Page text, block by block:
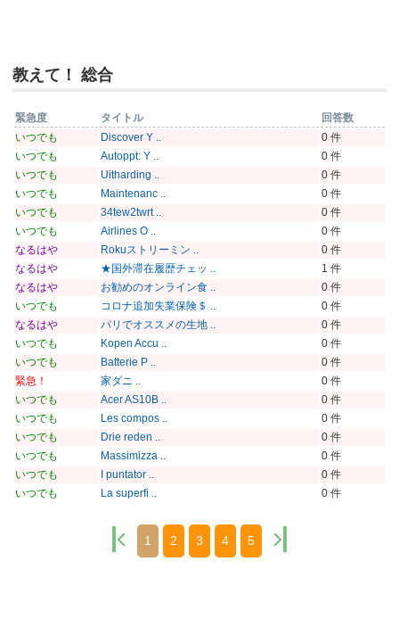
教えて！ 総合
緊急度 タイトル
回答数
いつでも
Discover Y ..
0 件
いつでも
Autoppt: Y ..
0 件
いつでも
Uitharding ..
0 件
いつでも
Maintenanc ..
0 件
いつでも
34tew2twrt ..
0 件
いつでも
Airlines O ..
0 件
なるはや
Rokuストリーミン ..
0 件
なるはや
★国外滞在履歴チェッ ..
1 件
なるはや
お勧めのオンライン食 ..
0 件
いつでも
コロナ追加失業保険＄ ..
0 件
なるはや
パリでオススメの生地 ..
0 件
いつでも
Kopen Accu ..
0 件
いつでも
Batterie P ..
0 件
緊急！
家ダニ ..
0 件
いつでも
Acer AS10B ..
0 件
いつでも
Les compos ..
0 件
いつでも
Drie reden ..
0 件
いつでも
Massimizza ..
0 件
いつでも
I puntator ..
0 件
いつでも
La superfi .. 0 件
1 2 3 4 5